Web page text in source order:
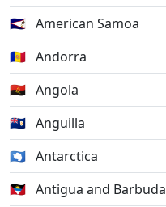
🇦🇸 American Samoa
🇦🇩 Andorra
🇦🇴 Angola
🇦🇮 Anguilla
🇦🇶 Antarctica
🇦🇬 Antigua and Barbuda